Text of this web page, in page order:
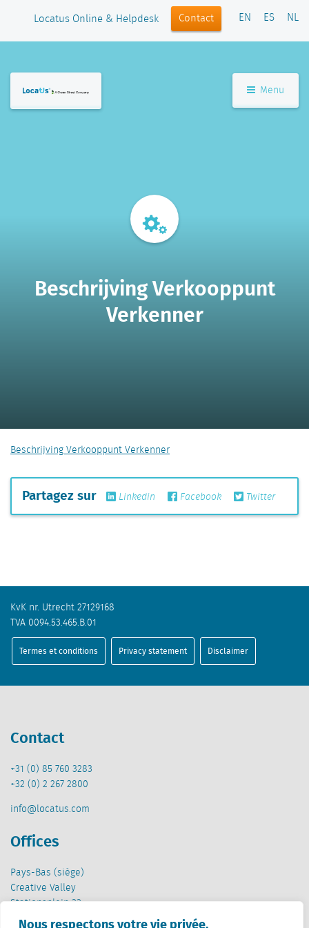
Nous respectons votre vie privée.
Locatus Online & Helpdesk Contact EN ES NL
Menu
Beschrijving Verkooppunt
Verkenner
Beschrijving Verkooppunt Verkenner
Partagez sur Linkedin Facebook Twitter
KvK nr. Utrecht 27129168
TVA 0094.53.465.B.01
Termes et conditions Privacy statement Disclaimer
Contact
+31 (0) 85 760 3283
+32 (0) 2 267 2800
info@locatus.com
Offices
Pays-Bas (siège)
Creative Valley
Stationsplein 32
3511 ED Utrecht